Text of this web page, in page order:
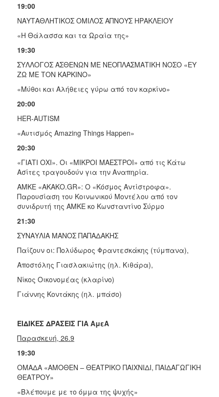
19:00
ΝΑΥΤΑΘΛΗΤΙΚΟΣ ΟΜΙΛΟΣ ΑΠΝΟΥΣ ΗΡΑΚΛΕΙΟΥ
«Η Θάλασσα και τα Ωραία της»
19:30
ΣΥΛΛΟΓΟΣ ΑΣΘΕΝΩΝ ΜΕ ΝΕΟΠΛΑΣΜΑΤΙΚΗ ΝΟΣΟ «ΕΥ
ΖΩ ΜΕ ΤΟΝ ΚΑΡΚΙΝΟ»
«Μύθοι και Αλήθειες γύρω από τον καρκίνο»
20:00
HER-AUTISM
«Αυτισμός Amazing Things Happen»
20:30
«ΓΙΑΤΙ ΟΧΙ». Οι «ΜΙΚΡΟΙ ΜΑΕΣΤΡΟΙ» από τις Κάτω
Ασίτες τραγουδούν για την Αναπηρία.
ΑΜΚΕ «ΑΚΑΚΟ.GR»: Ο «Κόσμος Αντίστροφα».
Παρουσίαση του Κοινωνικού Μοντέλου από τον
συνιδρυτή της ΑΜΚΕ κο Κωνσταντίνο Σύρμο
21:30
ΣΥΝΑΥΛΙΑ ΜΑΝΟΣ ΠΑΠΑΔΑΚΗΣ
Παίζουν οι: Πολύδωρος Φραντεσκάκης (τύμπανα),
Αποστόλης Γιασλακιώτης (ηλ. Κιθάρα),
Νίκος Οικονομέας (κλαρίνο)
Γιάννης Κοντάκης (ηλ. μπάσο)
ΕΙΔΙΚΕΣ ΔΡΑΣΕΙΣ ΓΙΑ ΑμεΑ
Παρασκευή, 26.9
19:30
ΟΜΑΔΑ «ΑΜΟΘΕΝ – ΘΕΑΤΡΙΚΟ ΠΑΙΧΝΙΔΙ, ΠΑΙΔΑΓΩΓΙΚΗ
ΘΕΑΤΡΟΥ»
«Βλέπουμε με το όμμα της ψυχής»